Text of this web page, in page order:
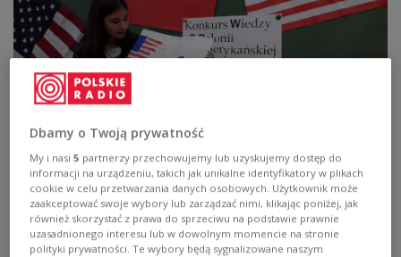
zdjęcie ilustracyjne Szkoła podstawowa nr 24 w Tarnowie
Dbamy o Twoją prywatność
My i nasi5 partnerzy przechowujemy lub uzyskujemy dostęp do
informacji na urządzeniu, takich jak unikalne identyfikatory w plikach
cookie w celu przetwarzania danych osobowych. Użytkownik może
zaakceptować swoje wybory lub zarządzać nimi, klikając poniżej, jak
również skorzystać z prawa do sprzeciwu na podstawie prawnie
uzasadnionego interesu lub w dowolnym momencie na stronie
polityki prywatności. Te wybory będą sygnalizowane naszym